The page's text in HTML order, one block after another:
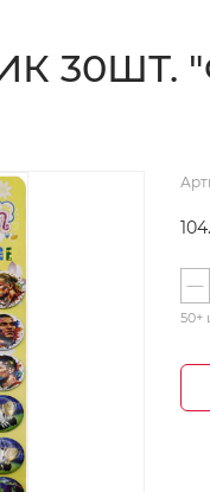
30ШТ.
50+